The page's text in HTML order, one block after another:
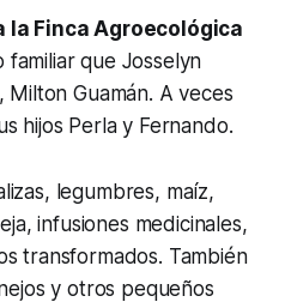
la Finca Agroecológica
familiar que Josselyn
Guamán. A veces
hijos Perla y Fernando.
legumbres, maíz,
infusiones medicinales,
transformados. También
y otros pequeños